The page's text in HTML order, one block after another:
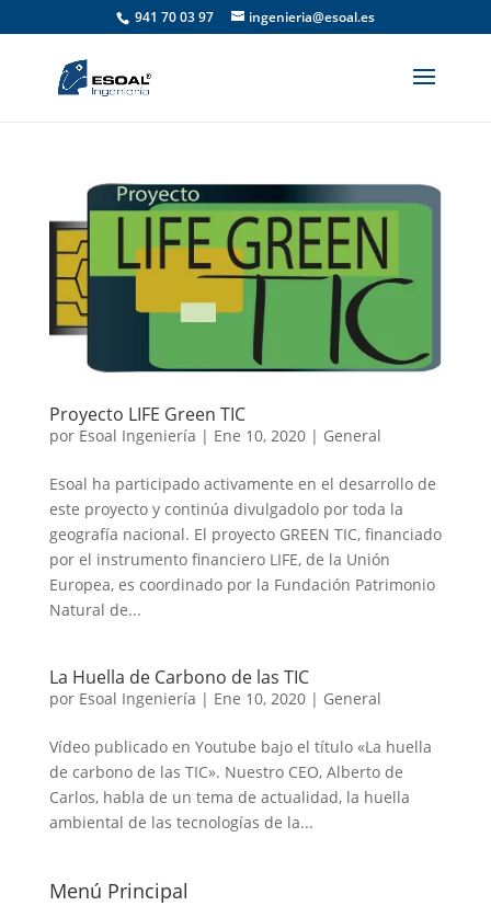
941 70 03 97 ingenieria@esoal.es
Proyecto LIFE Green TIC
por Esoal Ingeniería | Ene 10, 2020| General
Esoal ha participado activamente en el desarrollo de
este proyecto y continúa divulgadolo por toda la
geografía nacional. El proyecto GREEN TIC, financiado
por el instrumento financiero LIFE, de la Unión
Europea, es coordinado por la Fundación Patrimonio
Natural de...
La Huella de Carbono de las TIC
por Esoal Ingeniería | Ene 10, 2020| General
Vídeo publicado en Youtube bajo el título «La huella
de carbono de las TIC». Nuestro CEO, Alberto de
Carlos, habla de un tema de actualidad, la huella
ambiental de las tecnologías de la...
Menú Principal